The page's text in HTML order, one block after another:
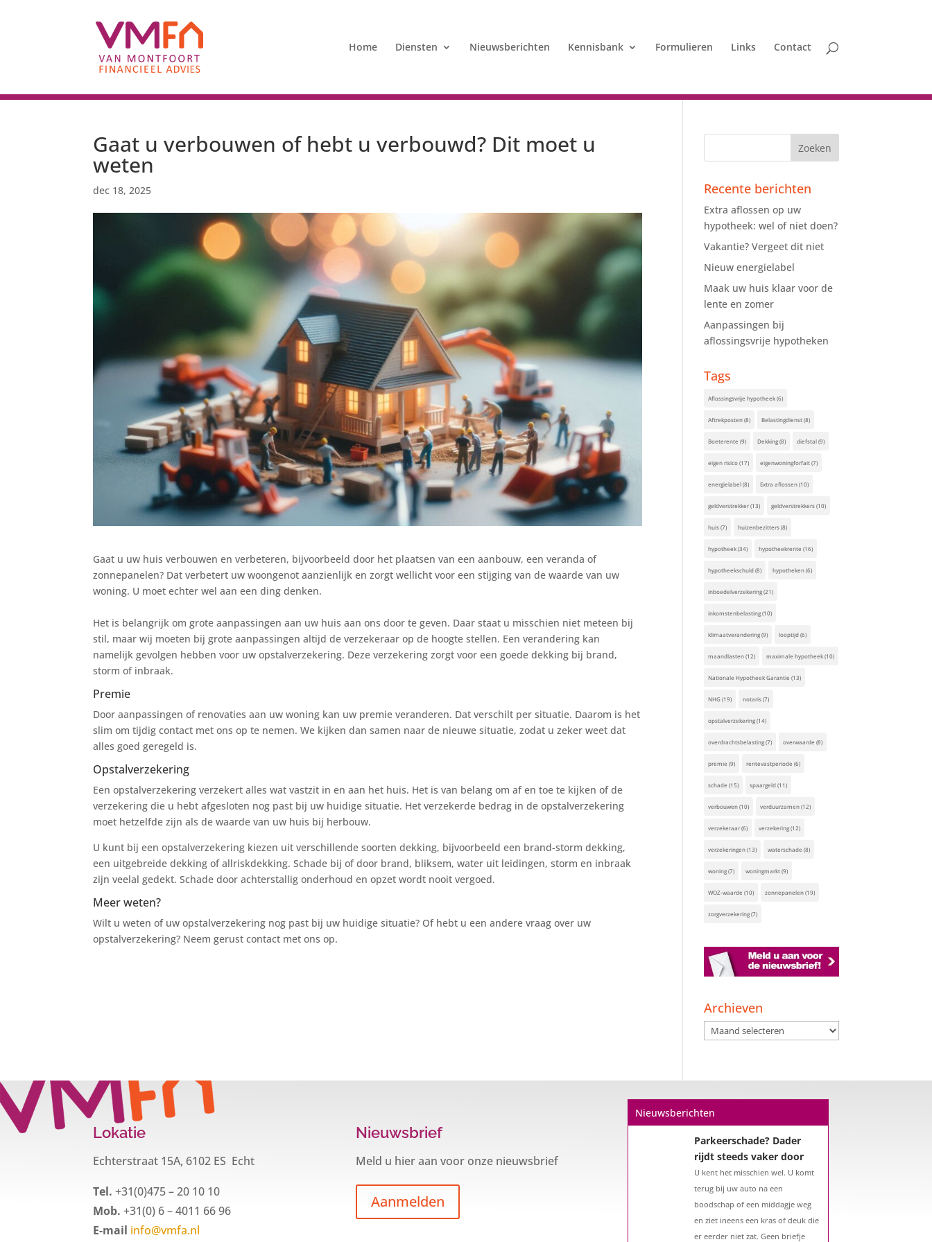
Home Diensten Nieuwsberichten Kennisbank Formulieren Links Contact
Gaat u verbouwen of hebt u verbouwd? Dit moet u
weten
dec 18, 2025
Gaat u uw huis verbouwen en verbeteren, bijvoorbeeld door het plaatsen van een aanbouw, een veranda of
zonnepanelen? Dat verbetert uw woongenot aanzienlijk en zorgt wellicht voor een stijging van de waarde van uw
woning. U moet echter wel aan een ding denken.
Het is belangrijk om grote aanpassingen aan uw huis aan ons door te geven. Daar staat u misschien niet meteen bij
stil, maar wij moeten bij grote aanpassingen altijd de verzekeraar op de hoogte stellen. Een verandering kan
namelijk gevolgen hebben voor uw opstalverzekering. Deze verzekering zorgt voor een goede dekking bij brand,
storm of inbraak.
Premie
Door aanpassingen of renovaties aan uw woning kan uw premie veranderen. Dat verschilt per situatie. Daarom is het
slim om tijdig contact met ons op te nemen. We kijken dan samen naar de nieuwe situatie, zodat u zeker weet dat
alles goed geregeld is.
Opstalverzekering
Een opstalverzekering verzekert alles wat vastzit in en aan het huis. Het is van belang om af en toe te kijken of de
verzekering die u hebt afgesloten nog past bij uw huidige situatie. Het verzekerde bedrag in de opstalverzekering
moet hetzelfde zijn als de waarde van uw huis bij herbouw.
U kunt bij een opstalverzekering kiezen uit verschillende soorten dekking, bijvoorbeeld een brand-storm dekking,
een uitgebreide dekking of allriskdekking. Schade bij of door brand, bliksem, water uit leidingen, storm en inbraak
zijn veelal gedekt. Schade door achterstallig onderhoud en opzet wordt nooit vergoed.
Meer weten?
Wilt u weten of uw opstalverzekering nog past bij uw huidige situatie? Of hebt u een andere vraag over uw
opstalverzekering? Neem gerust contact met ons op.
Recente berichten
Extra aflossen op uw
hypotheek: wel of niet doen?
Vakantie? Vergeet dit niet
Nieuw energielabel
Maak uw huis klaar voor de
lente en zomer
Aanpassingen bij
aflossingsvrije hypotheken
Tags
Aflossingsvrije hypotheek(6)
Aftrekposten(8) Belastingdienst(8)
Boeterente (9) Dekking(8) diefstal(9)
eigen risico(17) eigenwoningforfait(7)
energielabel(8) Extra aflossen(10)
geldverstrekker(13) geldverstrekkers(10)
huis(7) huizenbezitters(8)
hypotheek(34) hypotheekrente (16)
hypotheekschuld(8) hypotheken(6)
inboedelverzekering(21)
inkomstenbelasting(10)
klimaatverandering(9) looptijd(6)
maandlasten(12) maximale hypotheek(10)
Nationale Hypotheek Garantie (13)
NHG(19) notaris(7)
opstalverzekering(14)
overdrachtsbelasting(7) overwaarde (8)
premie (9) rentevastperiode (6)
schade (15) spaargeld(11)
verbouwen(10) verduurzamen(12)
verzekeraar(6) verzekering(12)
verzekeringen(13) waterschade (8)
woning(7) woningmarkt(9)
WOZ-waarde (10) zonnepanelen(19)
zorgverzekering(7)
Archieven
Archieven
Lokatie
Echterstraat 15A, 6102 ES Echt
Tel. +31(0)475 – 20 10 10
Mob. +31(0) 6 – 4011 66 96
E-mail info@vmfa.nl
Nieuwsbrief
Meld u hier aan voor onze nieuwsbrief
Aanmelden
Nieuwsberichten
Parkeerschade? Dader
rijdt steeds vaker door
U kent het misschien wel. U komt
terug bij uw auto na een
boodschap of een middagje weg
en ziet ineens een kras of deuk die
er eerder niet zat. Geen briefje